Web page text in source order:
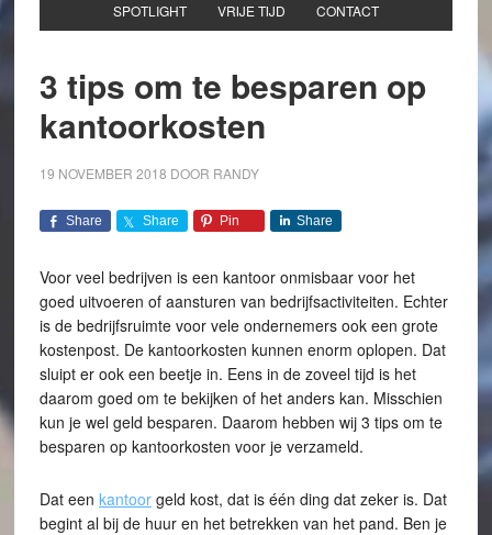
SPOTLIGHT VRIJE TIJD CONTACT
3 tips om te besparen op
kantoorkosten
19 NOVEMBER 2018 DOOR RANDY
Share Share Pin Share
Voor veel bedrijven is een kantoor onmisbaar voor het
goed uitvoeren of aansturen van bedrijfsactiviteiten. Echter
is de bedrijfsruimte voor vele ondernemers ook een grote
kostenpost. De kantoorkosten kunnen enorm oplopen. Dat
sluipt er ook een beetje in. Eens in de zoveel tijd is het
daarom goed om te bekijken of het anders kan. Misschien
kun je wel geld besparen. Daarom hebben wij 3 tips om te
besparen op kantoorkosten voor je verzameld.
Dat een kantoorgeld kost, dat is één ding dat zeker is. Dat
begint al bij de huur en het betrekken van het pand. Ben je